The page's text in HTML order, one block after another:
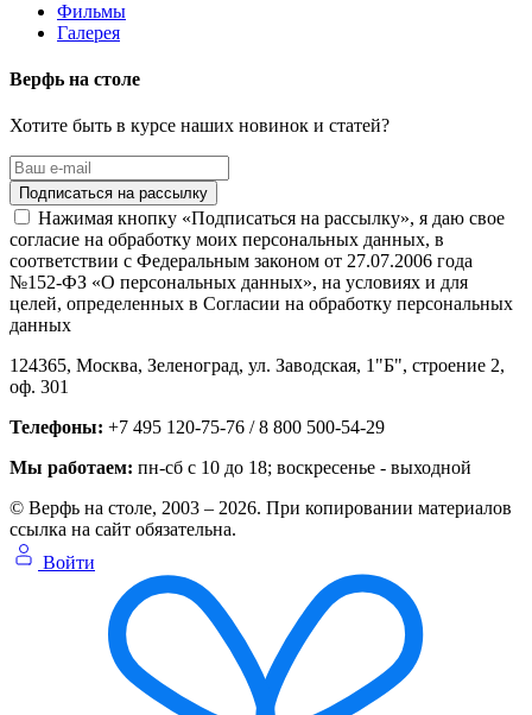
Фильмы
Галерея
Верфь на столе
Хотите быть в курсе наших новинок и статей?
Нажимая кнопку «Подписаться на рассылку», я даю свое
согласие на обработку моих персональных данных, в
соответствии с Федеральным законом от 27.07.2006 года
№152-ФЗ «О персональных данных», на условиях и для
целей, определенных в Согласии на обработку персональных
данных
124365, Москва, Зеленоград, ул. Заводская, 1"Б", строение 2,
оф. 301
Телефоны: +7 495 120-75-76 / 8 800 500-54-29
Мы работаем: пн-сб с 10 до 18; воскресенье - выходной
© Верфь на столе, 2003 – 2026. При копировании материалов
ссылка на сайт обязательна.
Войти